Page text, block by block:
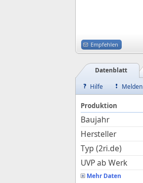
Empfehlen
Datenblatt
Hilfe Melden
Produktion
Baujahr
Hersteller
Typ (2ri.de)
UVP ab Werk
Mehr Daten